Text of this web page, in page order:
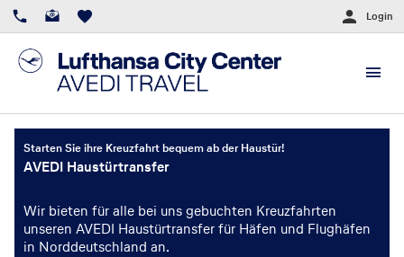
Login
Starten Sie ihre Kreuzfahrt bequem ab der Haustür!
AVEDI Haustürtransfer
Wir bieten für alle bei uns gebuchten Kreuzfahrten
unseren AVEDI Haustürtransfer für Häfen und Flughäfen
in Norddeutschland an.